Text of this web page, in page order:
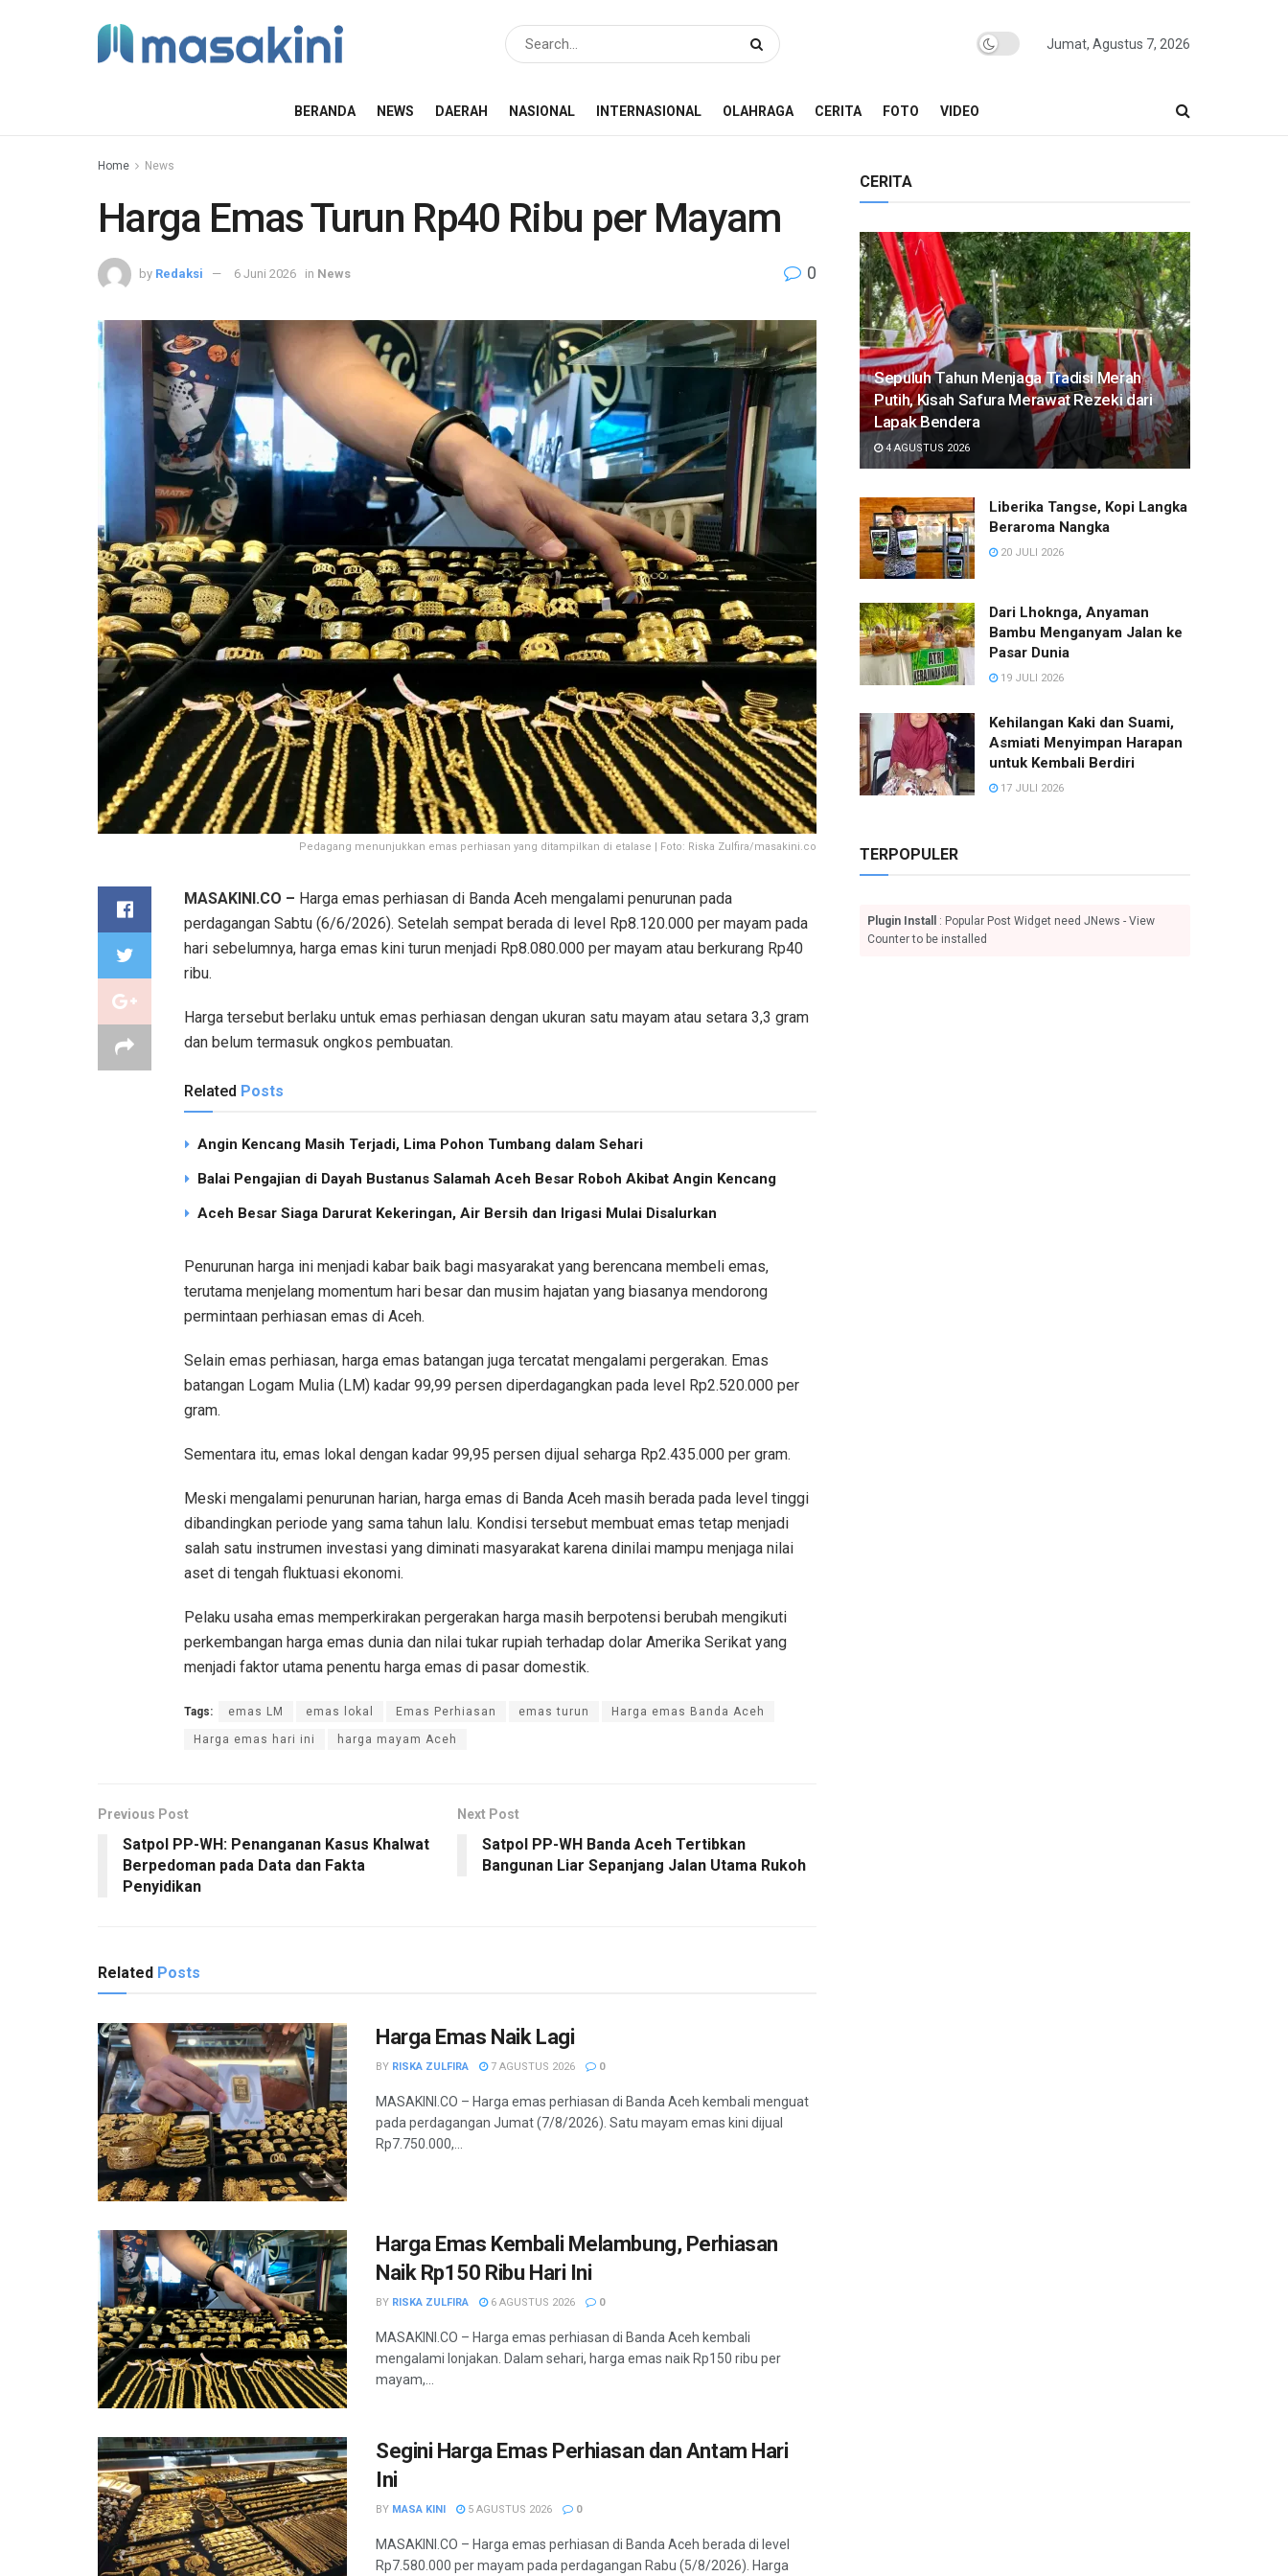
Jumat, Agustus 7, 2026
BERANDA NEWS DAERAH NASIONAL INTERNASIONAL OLAHRAGA CERITA FOTO VIDEO
Home News
Harga Emas Turun Rp40 Ribu per Mayam
by Redaksi 6 Juni 2026 in News 0
Pedagang menunjukkan emas perhiasan yang ditampilkan di etalase | Foto: Riska Zulfira/masakini.co
MASAKINI.CO – Harga emas perhiasan di Banda Aceh mengalami penurunan pada
perdagangan Sabtu (6/6/2026). Setelah sempat berada di level Rp8.120.000 per mayam pada
hari sebelumnya, harga emas kini turun menjadi Rp8.080.000 per mayam atau berkurang Rp40
ribu.
Harga tersebut berlaku untuk emas perhiasan dengan ukuran satu mayam atau setara 3,3 gram
dan belum termasuk ongkos pembuatan.
Related Posts
Angin Kencang Masih Terjadi, Lima Pohon Tumbang dalam Sehari
Balai Pengajian di Dayah Bustanus Salamah Aceh Besar Roboh Akibat Angin Kencang
Aceh Besar Siaga Darurat Kekeringan, Air Bersih dan Irigasi Mulai Disalurkan
Penurunan harga ini menjadi kabar baik bagi masyarakat yang berencana membeli emas,
terutama menjelang momentum hari besar dan musim hajatan yang biasanya mendorong
permintaan perhiasan emas di Aceh.
Selain emas perhiasan, harga emas batangan juga tercatat mengalami pergerakan. Emas
batangan Logam Mulia (LM) kadar 99,99 persen diperdagangkan pada level Rp2.520.000 per
gram.
Sementara itu, emas lokal dengan kadar 99,95 persen dijual seharga Rp2.435.000 per gram.
Meski mengalami penurunan harian, harga emas di Banda Aceh masih berada pada level tinggi
dibandingkan periode yang sama tahun lalu. Kondisi tersebut membuat emas tetap menjadi
salah satu instrumen investasi yang diminati masyarakat karena dinilai mampu menjaga nilai
aset di tengah fluktuasi ekonomi.
Pelaku usaha emas memperkirakan pergerakan harga masih berpotensi berubah mengikuti
perkembangan harga emas dunia dan nilai tukar rupiah terhadap dolar Amerika Serikat yang
menjadi faktor utama penentu harga emas di pasar domestik.
Tags: emas LM emas lokal Emas Perhiasan emas turun Harga emas Banda Aceh
Harga emas hari ini harga mayam Aceh
Previous Post
Satpol PP-WH: Penanganan Kasus Khalwat
Berpedoman pada Data dan Fakta
Penyidikan
Next Post
Satpol PP-WH Banda Aceh Tertibkan
Bangunan Liar Sepanjang Jalan Utama Rukoh
Related Posts
Harga Emas Naik Lagi
BY RISKA ZULFIRA 7 AGUSTUS 2026 0
MASAKINI.CO – Harga emas perhiasan di Banda Aceh kembali menguat
pada perdagangan Jumat (7/8/2026). Satu mayam emas kini dijual
Rp7.750.000,...
Harga Emas Kembali Melambung, Perhiasan
Naik Rp150 Ribu Hari Ini
BY RISKA ZULFIRA 6 AGUSTUS 2026 0
MASAKINI.CO – Harga emas perhiasan di Banda Aceh kembali
mengalami lonjakan. Dalam sehari, harga emas naik Rp150 ribu per
mayam,...
Segini Harga Emas Perhiasan dan Antam Hari
Ini
BY MASA KINI 5 AGUSTUS 2026 0
MASAKINI.CO – Harga emas perhiasan di Banda Aceh berada di level
Rp7.580.000 per mayam pada perdagangan Rabu (5/8/2026). Harga
CERITA
Sepuluh Tahun Menjaga Tradisi Merah
Putih, Kisah Safura Merawat Rezeki dari
Lapak Bendera
4 AGUSTUS 2026
Liberika Tangse, Kopi Langka
Beraroma Nangka
20 JULI 2026
Dari Lhoknga, Anyaman
Bambu Menganyam Jalan ke
Pasar Dunia
19 JULI 2026
Kehilangan Kaki dan Suami,
Asmiati Menyimpan Harapan
untuk Kembali Berdiri
17 JULI 2026
TERPOPULER
Plugin Install
: Popular Post Widget need JNews - View
Counter to be installed